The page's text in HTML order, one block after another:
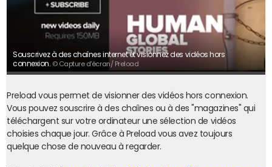
Souscrivez à des chaînes internet et visionnez des vidéos hors
connexion.
© Capture d'écran/ Preload
Preload vous permet de visionner des vidéos hors connexion.
Vous pouvez souscrire à des chaînes ou à des "magazines" qui
téléchargent sur votre ordinateur une sélection de vidéos
choisies chaque jour. Grâce à Preload vous avez toujours
quelque chose de nouveau à regarder.